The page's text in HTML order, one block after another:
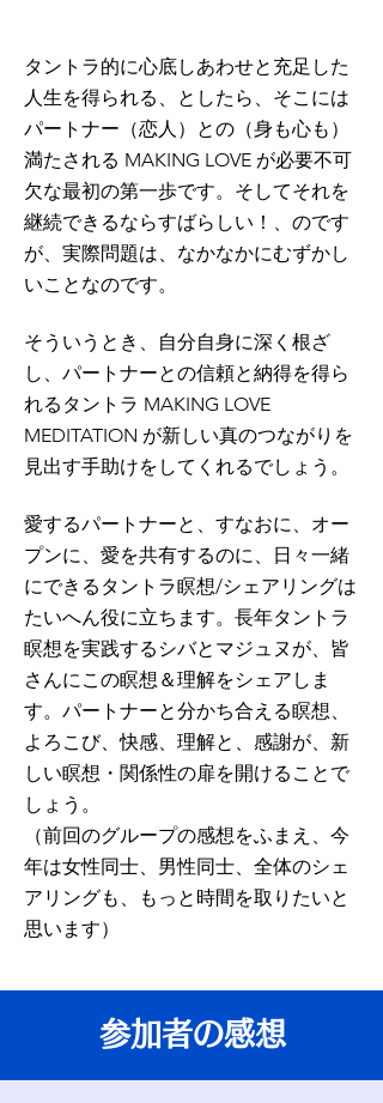
タントラ的に心底しあわせと充足した
人生を得られる、としたら、そこには
パートナー（恋人）との（身も心も）
満たされる MAKING LOVE が必要不可
欠な最初の第一歩です。 そしてそれを
継続できるならすばらしい！、のです
が、実際問題は、なかなかにむずかし
いことなのです。
そういうとき、自分自身に深く根ざ
し、パートナーとの信頼と納得を得ら
れるタントラ MAKING LOVE
MEDITATION が新しい真のつながりを
見出す手助けをしてくれるでしょう。
愛するパートナーと、すなおに、オー
プンに、愛を共有するのに、日々一緒
にできるタントラ瞑想/シェアリングは
たいへん役に立ちます。 長年タントラ
瞑想を実践するシバとマジュヌが、皆
さんにこの瞑想＆理解をシェアしま
す。 パートナーと分かち合える瞑想、
よろこび、快感、理解と、感謝が、新
しい瞑想・関係性の扉を開けることで
しょう。
（前回のグループの感想をふまえ、今
年は女性同士、男性同士、全体のシェ
アリングも、もっと時間を取りたいと
思います）
参加者の感想